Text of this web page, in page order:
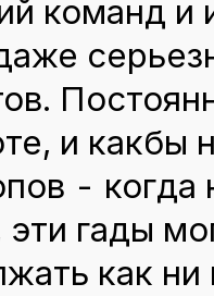
команд и
и какбы
- когда
гады
как